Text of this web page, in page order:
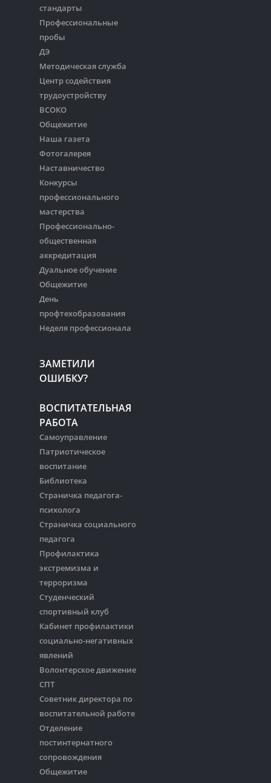
стандарты
Профессиональные
пробы
ДЭ
Методическая служба
Центр содействия
трудоустройству
ВСОКО
Общежитие
Наша газета
Фотогалерея
Наставничество
Конкурсы
профессионального
мастерства
Профессионально-
общественная
аккредитация
Дуальное обучение
Общежитие
День
профтехобразования
Неделя профессионала
ЗАМЕТИЛИ
ОШИБКУ?
ВОСПИТАТЕЛЬНАЯ
РАБОТА
Самоуправление
Патриотическое
воспитание
Библиотека
Страничка педагога-
психолога
Страничка социального
педагога
Профилактика
экстремизма и
терроризма
Студенческий
спортивный клуб
Кабинет профилактики
социально-негативных
явлений
Волонтерское движение
СПТ
Советник директора по
воспитательной работе
Отделение
постинтернатного
сопровождения
Общежитие